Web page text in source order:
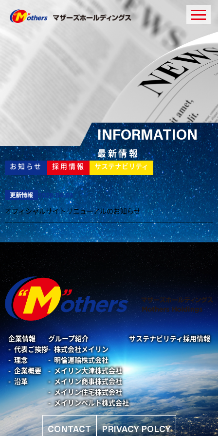
INFORMATION
最新情報
お知らせ 採用情報 サステナビリティ
更新情報 2026.04.03
オフィシャルサイトリニューアルのお知らせ
企業情報
代表ご挨拶
理念
企業概要
沿革
グループ紹介
株式会社メイリン
明倫運輸株式会社
メイリン大津株式会社
メイリン商事株式会社
メイリン住宅株式会社
メイリンベルト株式会社
サステナビリティ採用情報
CONTACT PRIVACY POLCY